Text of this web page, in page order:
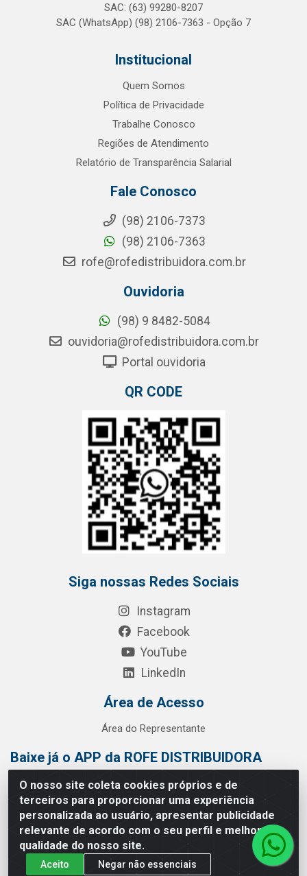
O nosso site coleta cookies próprios e de
terceiros para proporcionar uma experiência
personalizada ao usuário, apresentar publicidade
relevante de acordo com o seu perfil e melhorar a
qualidade do nosso site.
Aceito Negar não essenciais
SAC: (63) 99280-8207
SAC (WhatsApp) (98) 2106-7363 - Opção 7
Institucional
Quem Somos
Política de Privacidade
Trabalhe Conosco
Regiões de Atendimento
Relatório de Transparência Salarial
Fale Conosco
(98) 2106-7373
(98) 2106-7363
rofe@rofedistribuidora.com.br
Ouvidoria
(98) 9 8482-5084
ouvidoria@rofedistribuidora.com.br
Portal ouvidoria
QR CODE
Siga nossas Redes Sociais
Instagram
Facebook
YouTube
LinkedIn
Área de Acesso
Área do Representante
Baixe já o APP da ROFE DISTRIBUIDORA